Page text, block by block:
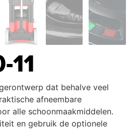
11
dat behalve veel
afneembare
alle schoonmaakmiddelen.
en gebruik de optionele